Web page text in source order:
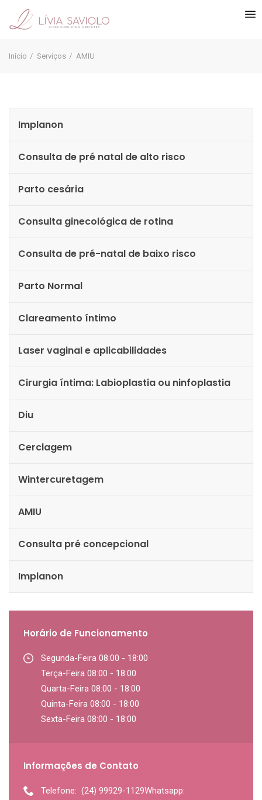
Início Serviços AMIU
Implanon
Consulta de pré natal de alto risco
Parto cesária
Consulta ginecológica de rotina
Consulta de pré-natal de baixo risco
Parto Normal
Clareamento íntimo
Laser vaginal e aplicabilidades
Cirurgia íntima: Labioplastia ou ninfoplastia
Diu
Cerclagem
Wintercuretagem
AMIU
Consulta pré concepcional
Implanon
Horário de Funcionamento
Segunda-Feira 08:00 - 18:00
Terça-Feira 08:00 - 18:00
Quarta-Feira 08:00 - 18:00
Quinta-Feira 08:00 - 18:00
Sexta-Feira 08:00 - 18:00
Informações de Contato
Telefone: (24) 99929-1129Whatsapp: